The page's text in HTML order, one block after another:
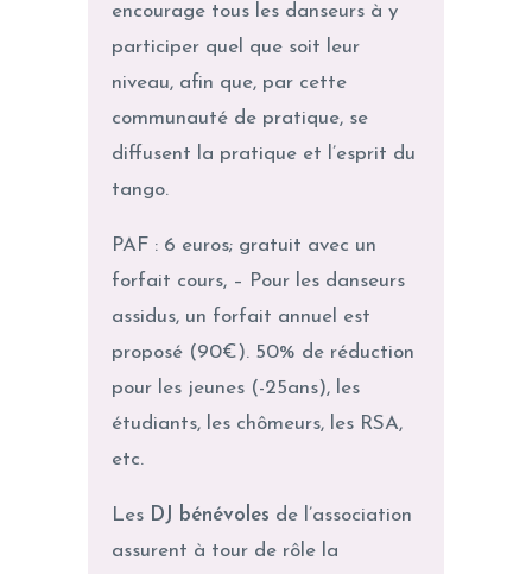
encourage tous les danseurs à y
participer quel que soit leur
niveau, afin que, par cette
communauté de pratique, se
diffusent la pratique et l’esprit du
tango.
PAF : 6 euros; gratuit avec un
forfait cours, – Pour les danseurs
assidus, un forfait annuel est
proposé (90€). 50% de réduction
pour les jeunes (-25ans), les
étudiants, les chômeurs, les RSA,
etc.
Les DJ bénévoles de l’association
assurent à tour de rôle la